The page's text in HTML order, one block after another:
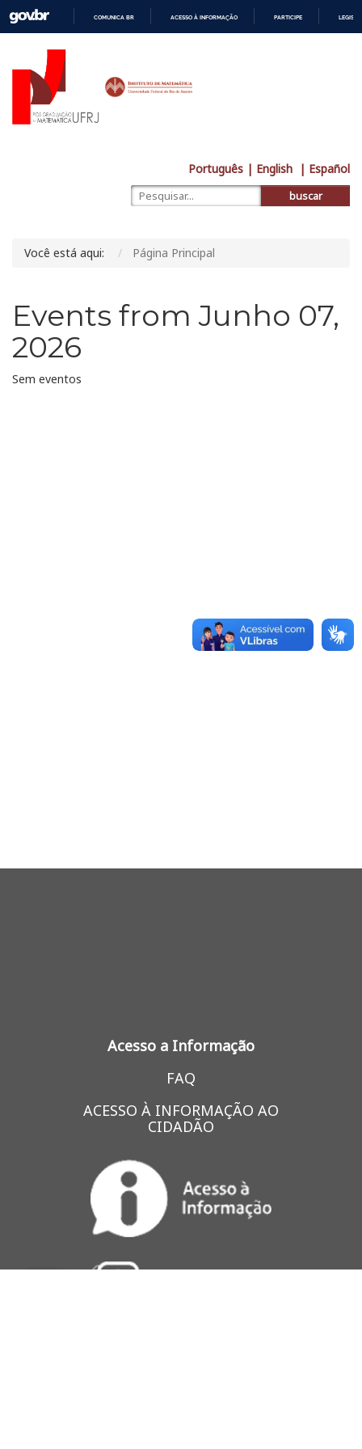
COMUNICA BR ACESSO À INFORMAÇÃO PARTICIPE
Português | English | Español
buscar
Você está aqui: Página Principal
Events from Junho 07,
2026
Sem eventos
Acesso a Informação
FAQ
ACESSO À INFORMAÇÃO AO
CIDADÃO